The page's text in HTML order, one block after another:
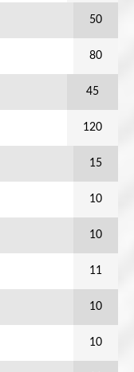
50
80
45
120
15
10
10
11
10
10